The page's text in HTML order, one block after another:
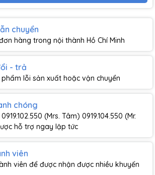
chuyển
hàng trong nội thành Hồ Chí Minh
- trả
lỗi sản xuất hoặc vận chuyển
chóng
(Mrs. Tâm) 0919.104.550 (Mr.
hỗ trợ ngay lập tức
viên
viên để được nhận được nhiều khuyến